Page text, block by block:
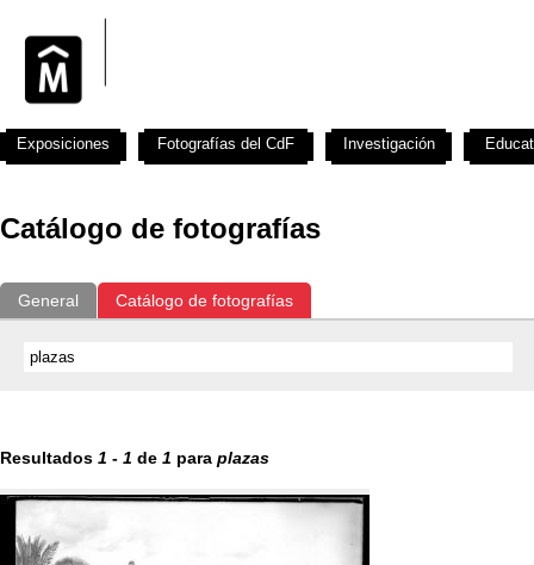
Catálogo de fotografías
General Catálogo de fotografías
Resultados 1 - 1 de 1 para plazas
Exposiciones Fotografías del CdF Investigación